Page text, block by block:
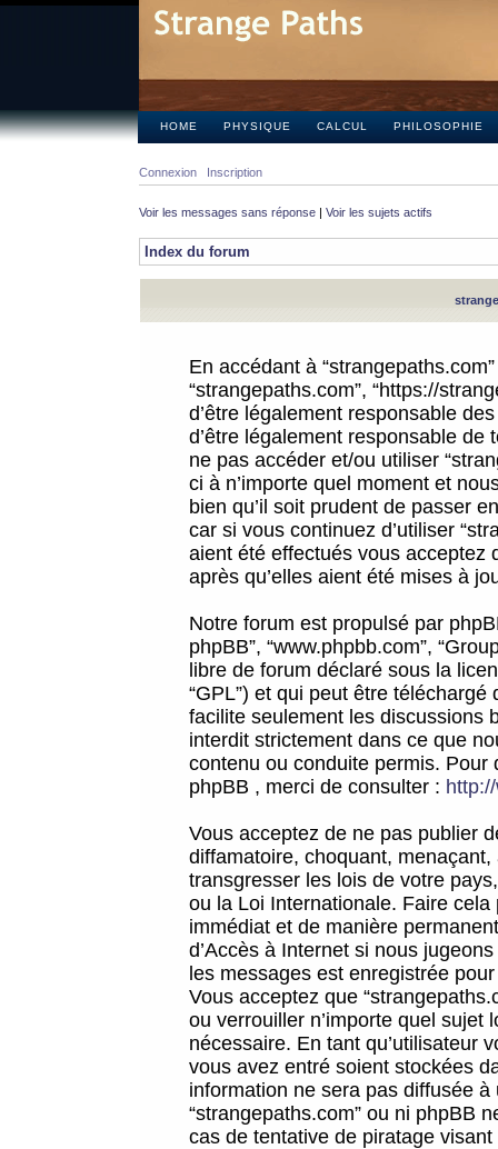
HOME PHYSIQUE CALCUL PHILOSOPHIE
Connexion Inscription
Voir les messages sans réponse | Voir les sujets actifs
Index du forum
En accédant à
“strangepaths.com”, “https://
d’être légalement responsable
d’être légalement responsable
ne pas accéder et/ou utiliser
ci à n’importe quel moment et
bien qu’il soit prudent de passer
car si vous continuez d’utiliser
aient été effectués vous acceptez
après qu’elles aient été mises à
Notre forum est propulsé par
phpBB”, “www.phpbb.com”,
libre de forum déclaré sous la
“GPL”) et qui peut être téléchargé
facilite seulement les discussions
interdit strictement dans ce que
contenu ou conduite permis.
phpBB , merci de consulter :
Vous acceptez de ne pas publier
diffamatoire, choquant,
transgresser les lois de votre
ou la Loi Internationale. Faire
immédiat et de manière
d’Accès à Internet si nous
les messages est enregistrée
Vous acceptez que
ou verrouiller n’importe quel sujet
nécessaire. En tant qu’utilisateur
vous avez entré soient stockées
information ne sera pas diffusée
“strangepaths.com” ou ni phpBB
cas de tentative de piratage